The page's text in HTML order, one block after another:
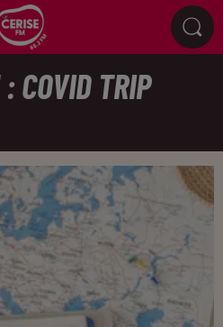
COVID TRIP